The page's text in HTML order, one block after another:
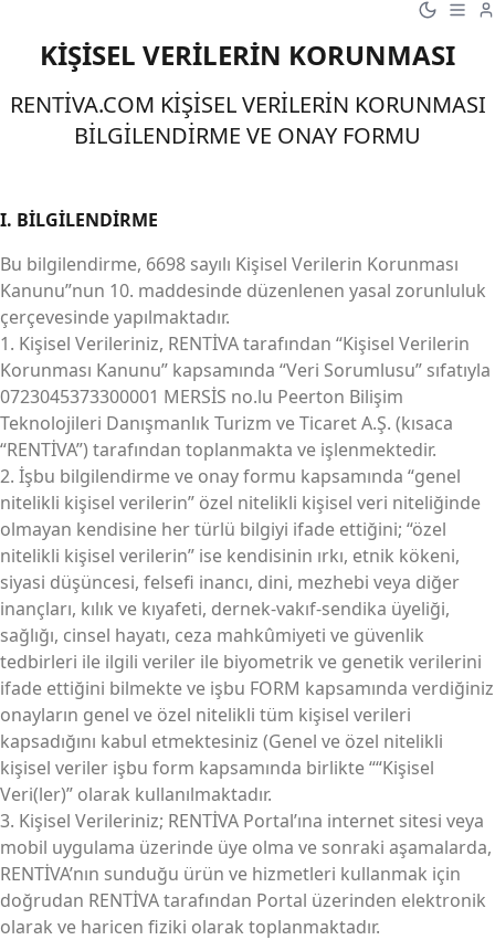
KİŞİSEL VERİLERİN KORUNMASI
RENTİVA.COM KİŞİSEL VERİLERİN KORUNMASI
BİLGİLENDİRME VE ONAY FORMU
I. BİLGİLENDİRME
Bu bilgilendirme, 6698 sayılı Kişisel Verilerin Korunması
Kanunu”nun 10. maddesinde düzenlenen yasal zorunluluk
çerçevesinde yapılmaktadır.
1. Kişisel Verileriniz, RENTİVA tarafından “Kişisel Verilerin
Korunması Kanunu” kapsamında “Veri Sorumlusu” sıfatıyla
0723045373300001 MERSİS no.lu Peerton Bilişim
Teknolojileri Danışmanlık Turizm ve Ticaret A.Ş. (kısaca
“RENTİVA”) tarafından toplanmakta ve işlenmektedir.
2. İşbu bilgilendirme ve onay formu kapsamında “genel
nitelikli kişisel verilerin” özel nitelikli kişisel veri niteliğinde
olmayan kendisine her türlü bilgiyi ifade ettiğini; “özel
nitelikli kişisel verilerin” ise kendisinin ırkı, etnik kökeni,
siyasi düşüncesi, felsefi inancı, dini, mezhebi veya diğer
inançları, kılık ve kıyafeti, dernek-vakıf-sendika üyeliği,
sağlığı, cinsel hayatı, ceza mahkûmiyeti ve güvenlik
tedbirleri ile ilgili veriler ile biyometrik ve genetik verilerini
ifade ettiğini bilmekte ve işbu FORM kapsamında verdiğiniz
onayların genel ve özel nitelikli tüm kişisel verileri
kapsadığını kabul etmektesiniz (Genel ve özel nitelikli
kişisel veriler işbu form kapsamında birlikte ““Kişisel
Veri(ler)” olarak kullanılmaktadır.
3. Kişisel Verileriniz; RENTİVA Portal’ına internet sitesi veya
mobil uygulama üzerinde üye olma ve sonraki aşamalarda,
RENTİVA’nın sunduğu ürün ve hizmetleri kullanmak için
doğrudan RENTİVA tarafından Portal üzerinden elektronik
olarak ve haricen fiziki olarak toplanmaktadır.